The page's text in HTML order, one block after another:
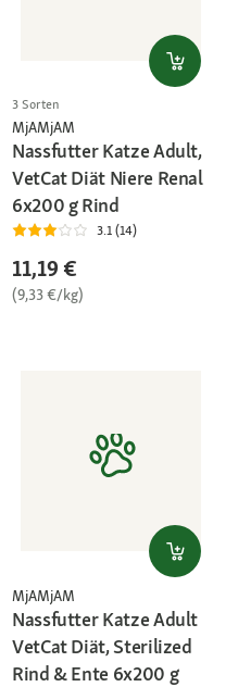
3 Sorten
MjAMjAM
Nassfutter Katze Adult,
VetCat Diät Niere Renal
6x200 g Rind
3.1 (14)
11,19 €
(9,33 €/kg)
MjAMjAM
Nassfutter Katze Adult
VetCat Diät, Sterilized
Rind & Ente 6x200 g